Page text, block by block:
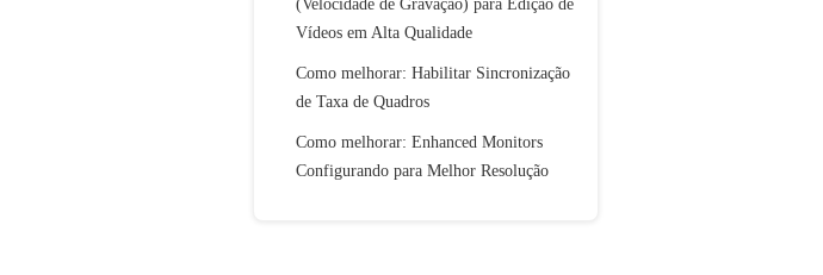
(Velocidade de Gravação) para Edição de
Vídeos em Alta Qualidade
Como melhorar: Habilitar Sincronização
de Taxa de Quadros
Como melhorar: Enhanced Monitors
Configurando para Melhor Resolução